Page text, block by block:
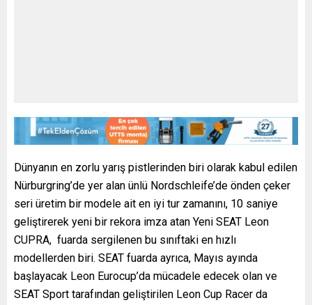
Dünyanın en zorlu yarış pistlerinden biri olarak kabul edilen
Nürburgring’de yer alan ünlü Nordschleife’de önden çeker
seri üretim bir modele ait en iyi tur zamanını, 10 saniye
geliştirerek yeni bir rekora imza atan Yeni SEAT Leon
CUPRA, fuarda sergilenen bu sınıftaki en hızlı
modellerden biri. SEAT fuarda ayrıca, Mayıs ayında
başlayacak Leon Eurocup’da mücadele edecek olan ve
SEAT Sport tarafından geliştirilen Leon Cup Racer da